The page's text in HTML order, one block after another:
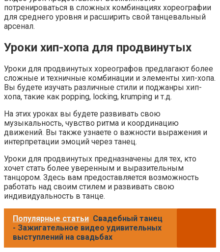
потренироваться в сложных комбинациях хореографии
для среднего уровня и расширить свой танцевальный
арсенал.
Уроки хип-хопа для продвинутых
Уроки для продвинутых хореографов предлагают более
сложные и техничные комбинации и элементы хип-хопа.
Вы будете изучать различные стили и поджанры хип-
хопа, такие как popping, locking, krumping и т.д.
На этих уроках вы будете развивать свою
музыкальность, чувство ритма и координацию
движений. Вы также узнаете о важности выражения и
интерпретации эмоций через танец.
Уроки для продвинутых предназначены для тех, кто
хочет стать более уверенным и выразительным
танцором. Здесь вам предоставляется возможность
работать над своим стилем и развивать свою
индивидуальность в танце.
Популярные статьи Свадебный танец
- Зажигательное видео удивительных
выступлений на свадьбах